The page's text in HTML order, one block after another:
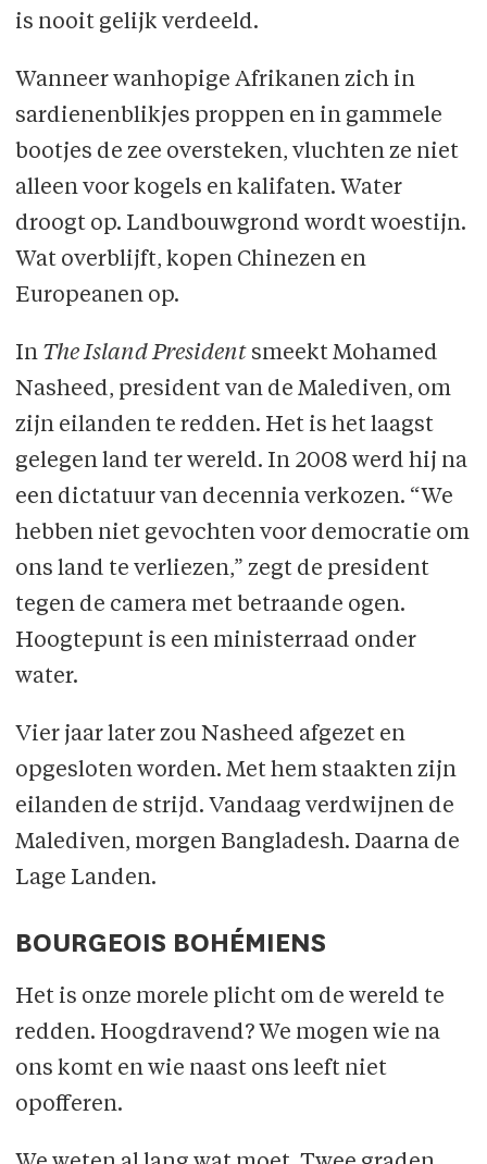
is nooit gelijk verdeeld.
Wanneer wanhopige Afrikanen zich in
sardienenblikjes proppen en in gammele
bootjes de zee oversteken, vluchten ze niet
alleen voor kogels en kalifaten. Water
droogt op. Landbouwgrond wordt woestijn.
Wat overblijft, kopen Chinezen en
Europeanen op.
In The Island Presidentsmeekt Mohamed
Nasheed, president van de Malediven, om
zijn eilanden te redden. Het is het laagst
gelegen land ter wereld. In 2008 werd hij na
een dictatuur van decennia verkozen. “We
hebben niet gevochten voor democratie om
ons land te verliezen,” zegt de president
tegen de camera met betraande ogen.
Hoogtepunt is een ministerraad onder
water.
Vier jaar later zou Nasheed afgezet en
opgesloten worden. Met hem staakten zijn
eilanden de strijd. Vandaag verdwijnen de
Malediven, morgen Bangladesh. Daarna de
Lage Landen.
BOURGEOIS BOHÉMIENS
Het is onze morele plicht om de wereld te
redden. Hoogdravend? We mogen wie na
ons komt en wie naast ons leeft niet
opofferen.